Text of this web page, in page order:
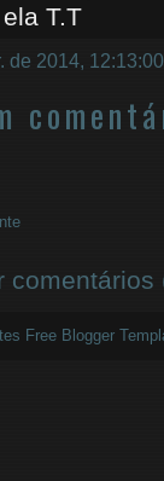
T.T
de 2014, 12:13:00
comentários
Free Blogger